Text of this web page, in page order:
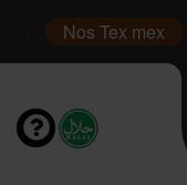
Nos Tex mex